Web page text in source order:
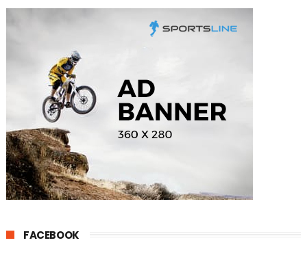
FACEBOOK